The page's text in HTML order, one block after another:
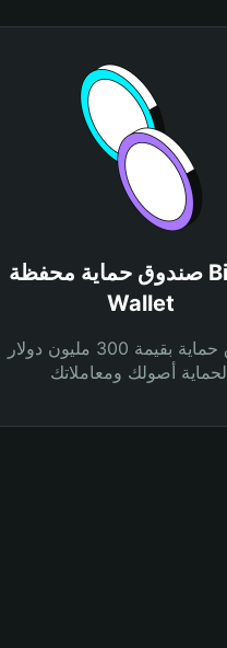
صندوق حماية محفظة Bitget
Wallet
صندوق حماية بقيمة 300 مليون دولار